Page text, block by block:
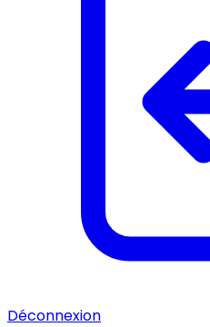
Déconnexion